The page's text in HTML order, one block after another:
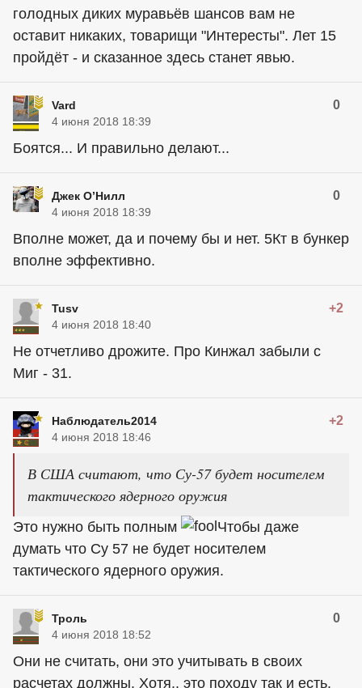
голодных диких муравьёв шансов вам не
оставит никаких, товарищи "Интересты". Лет 15
пройдёт - и сказанное здесь станет явью.
Vard 0
4 июня 2018 18:39
Боятся... И правильно делают...
Джек О’Нилл 0
4 июня 2018 18:39
Вполне может, да и почему бы и нет. 5Кт в бункер
вполне эффективно.
Tusv +2
4 июня 2018 18:40
Не отчетливо дрожите. Про Кинжал забыли с
Миг - 31.
Наблюдатель2014 +2
4 июня 2018 18:46
В США считают, что Су-57 будет носителем
тактического ядерного оружия
Это нужно быть полным
Чтобы даже
думать что Су 57 не будет носителем
тактического ядерного оружия.
Троль 0
4 июня 2018 18:52
Они не считать, они это учитывать в своих
расчетах должны. Хотя.. это походу так и есть.